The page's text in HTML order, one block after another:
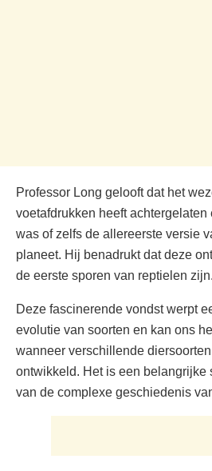
Professor Long gelooft dat het
voetafdrukken heeft achtergelaten
was of zelfs de allereerste versie
planeet. Hij benadrukt dat deze
de eerste sporen van reptielen zijn.
Deze fascinerende vondst werpt
evolutie van soorten en kan ons
wanneer verschillende
ontwikkeld. Het is een belangrijke
van de complexe geschiedenis